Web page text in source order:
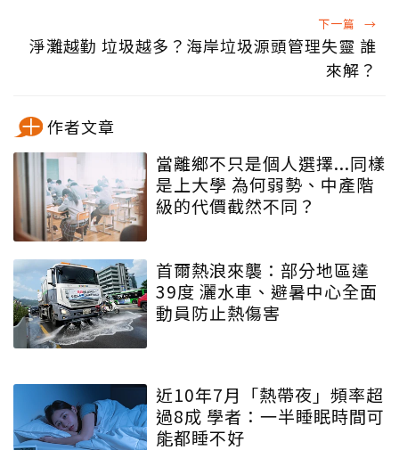
下一篇 →
淨灘越勤 垃圾越多？海岸垃圾源頭管理失靈 誰
來解？
作者文章
當離鄉不只是個人選擇...同樣
是上大學 為何弱勢、中產階
級的代價截然不同？
首爾熱浪來襲：部分地區達
39度 灑水車、避暑中心全面
動員防止熱傷害
近10年7月「熱帶夜」頻率超
過8成 學者：一半睡眠時間可
能都睡不好